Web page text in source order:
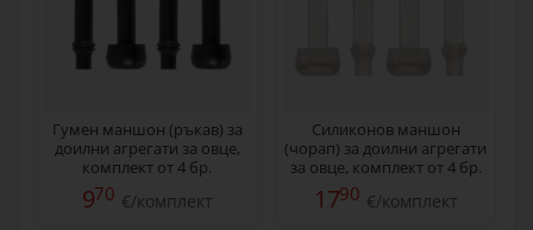
Гумен маншон (ръкав) за
доилни агрегати за овце,
комплект от 4 бр.
970 €/комплект
Силиконов маншон
(чорап) за доилни агрегати
за овце, комплект от 4 бр.
1790 €/комплект